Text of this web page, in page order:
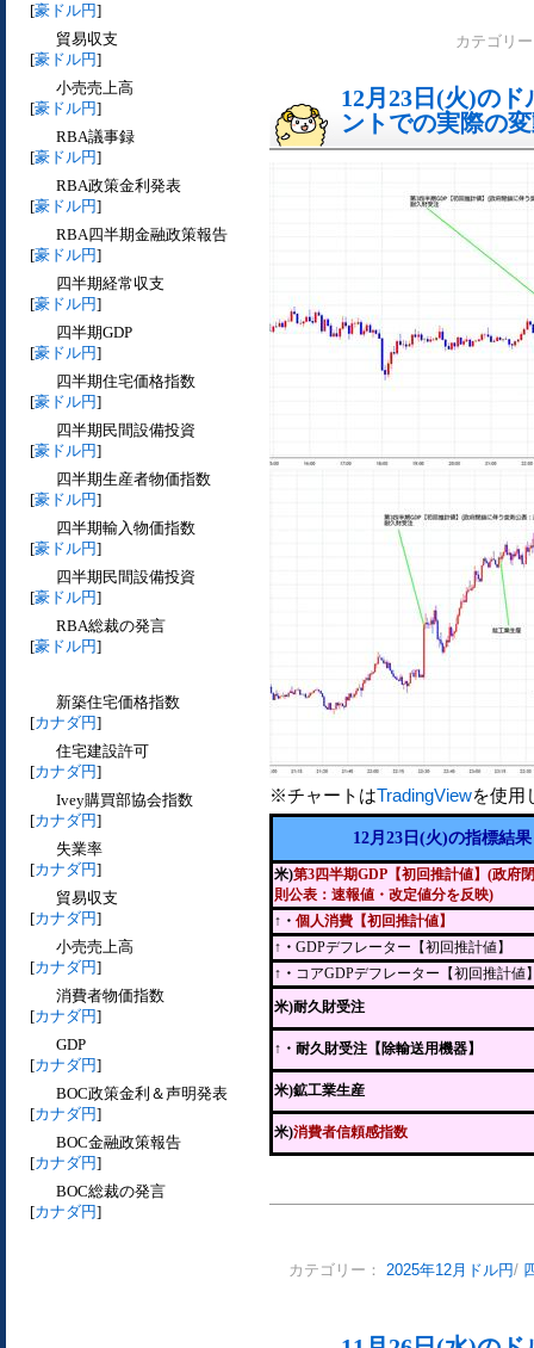
[豪ドル円]
貿易収支
[豪ドル円]
小売売上高
[豪ドル円]
RBA議事録
[豪ドル円]
RBA政策金利発表
[豪ドル円]
RBA四半期金融政策報告
[豪ドル円]
四半期経常収支
[豪ドル円]
四半期GDP
[豪ドル円]
四半期住宅価格指数
[豪ドル円]
四半期民間設備投資
[豪ドル円]
四半期生産者物価指数
[豪ドル円]
四半期輸入物価指数
[豪ドル円]
四半期民間設備投資
[豪ドル円]
RBA総裁の発言
[豪ドル円]
新築住宅価格指数
[カナダ円]
住宅建設許可
[カナダ円]
Ivey購買部協会指数
[カナダ円]
失業率
[カナダ円]
貿易収支
[カナダ円]
小売売上高
[カナダ円]
消費者物価指数
[カナダ円]
GDP
[カナダ円]
BOC政策金利＆声明発表
[カナダ円]
BOC金融政策報告
[カナダ円]
BOC総裁の発言
[カナダ円]
カテゴリ
12月23日(火)の
ントでの実際の
※チャートはTradingViewを使用
12月23日(火)の指標結果
米)第3四半期GDP【初回推計値】(政府
則公表：速報値・改定値分を反映)
↑・ 個人消費【初回推計値】
↑・ GDPデフレーター【初回推計値】
↑・ コアGDPデフレーター【初回推計値
米)耐久財受注
↑ ・耐久財受注【除輸送用機器】
米)鉱工業生産
米)消費者信頼感指数
カテゴリー： 2025年12月ドル円/